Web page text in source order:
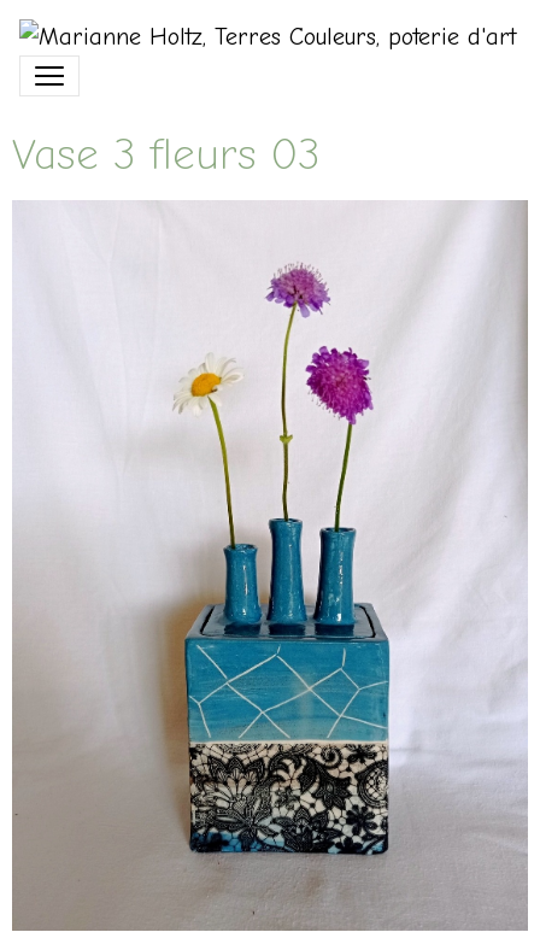
Vase 3 fleurs 03